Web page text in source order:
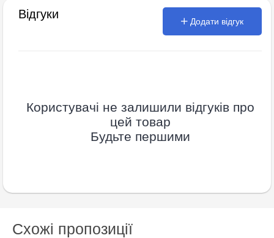
Відгуки
Додати відгук
Користувачі не залишили відгуків про
цей товар
Будьте першими
Схожі пропозиції